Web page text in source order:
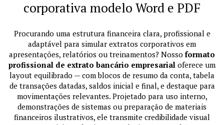
corporativa modelo Word e PDF
Procurando uma estrutura financeira clara, profissional e
adaptável para simular extratos corporativos em
apresentações, relatórios ou treinamentos? Nosso formato
profissional de extrato bancário empresarial oferece um
layout equilibrado — com blocos de resumo da conta, tabela
de transações datadas, saldos inicial e final, e destaque para
movimentações relevantes. Projetado para uso interno,
demonstrações de sistemas ou preparação de materiais
financeiros ilustrativos, ele transmite credibilidade visual